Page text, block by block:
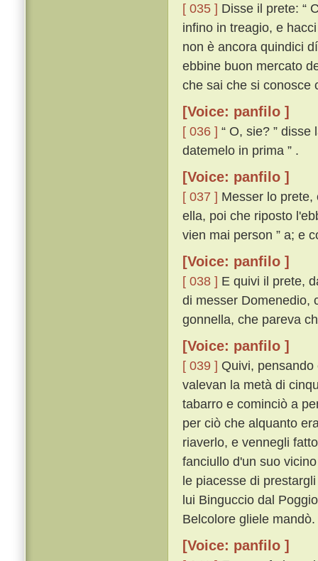
[ 035 ] Disse il prete: “
infino in treagio, e
non è ancora quindici
ebbine buon mercato
che sai che si conosce
[Voice: panfilo ]
[ 036 ] “ O, sie? ”
datemelo in prima ” .
[Voice: panfilo ]
[ 037 ] Messer lo
ella, poi che riposto
vien mai person ” a; e
[Voice: panfilo ]
[ 038 ] E quivi il prete,
di messer Domenedio,
gonnella, che pareva
[Voice: panfilo ]
[ 039 ] Quivi,
valevan la metà di
tabarro e cominciò a
per ciò che alquanto
riaverlo, e vennegli
fanciullo d'un suo
le piacesse di
lui Binguccio dal
Belcolore gliele mandò.
[Voice: panfilo ]